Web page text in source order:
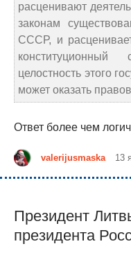
расценивают
законам
СССР, и
целостность этого
может оказать
Ответ более чем
valerijusmaska 13
Президент
президента